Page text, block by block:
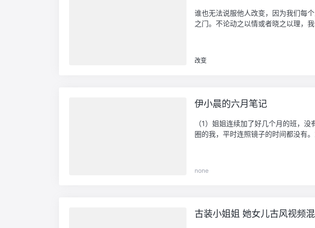
谁也无法说服他人改变，因为我们每
之门。不论动之以情或者晓之以理，
改变
伊小晨的六月笔记
（1）姐姐连续加了好几个月的班，
圈的我，平时连照镜子的时间都没有
none
古装小姐姐 她女儿古风视频